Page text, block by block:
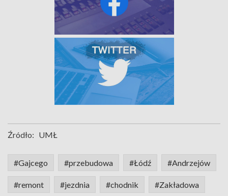
Źródło: UMŁ
#Gajcego #przebudowa #Łódź #Andrzejów
#remont #jezdnia #chodnik #Zakładowa